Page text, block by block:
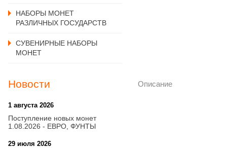
НАБОРЫ МОНЕТ
РАЗЛИЧНЫХ ГОСУДАРСТВ
СУВЕНИРНЫЕ НАБОРЫ
МОНЕТ
Новости
1 августа 2026
Поступление новых монет
1.08.2026 - ЕВРО, ФУНТЫ
29 июля 2026
Описание